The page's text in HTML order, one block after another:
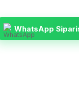
WhatsApp